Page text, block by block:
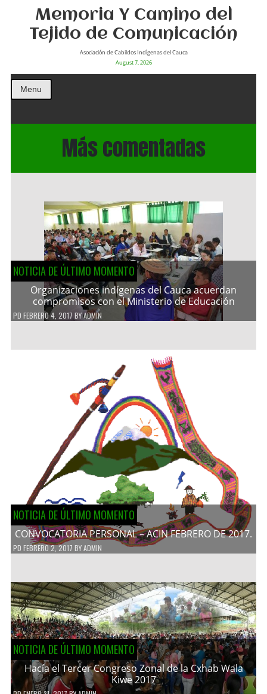
Memoria Y Camino del
Tejido de Comunicación
Asociación de Cabildos Indìgenas del Cauca
August 7, 2026
Menu
Más comentadas
NOTICIA DE ÚLTIMO MOMENTO
Organizaciones indígenas del Cauca acuerdan
compromisos con el Ministerio de Educación
PD FEBRERO 4, 2017 BYADMIN
NOTICIA DE ÚLTIMO MOMENTO
CONVOCATORIA PERSONAL – ACIN FEBRERO DE 2017.
PD FEBRERO 2, 2017 BYADMIN
NOTICIA DE ÚLTIMO MOMENTO
Hacía el Tercer Congreso Zonal de la Cxhab Wala
Kiwe 2017